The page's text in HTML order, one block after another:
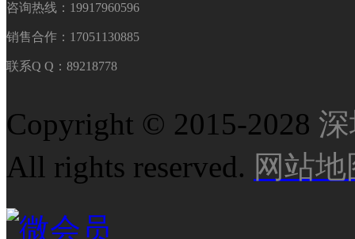
咨询热线：19917960596
销售合作：17051130885
联系Q Q：89218778
Copyright © 2015-2028
All rights reserved. 网站地